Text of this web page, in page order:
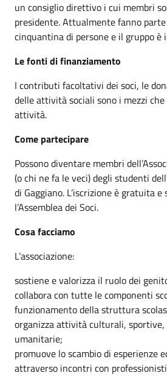
un consiglio direttivo i cui membri
presidente. Attualmente fanno parte
cinquantina di persone e il gruppo è
Le fonti di finanziamento
I contributi facoltativi dei soci, le
delle attività sociali sono i mezzi
attività.
Come partecipare
Possono diventare membri
(o chi ne fa le veci) degli studenti
di Gaggiano. L’iscrizione è gratuita
l’Assemblea dei Soci.
Cosa facciamo
L’associazione:
sostiene e valorizza il ruolo dei
collabora con tutte le componenti
funzionamento della struttura
organizza attività culturali,
umanitarie;
promuove lo scambio di esperienze
attraverso incontri con